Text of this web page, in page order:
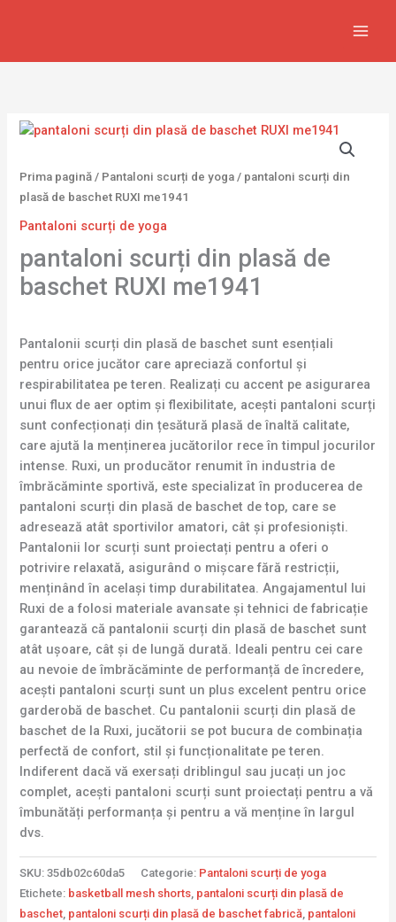
Prima pagină / Pantaloni scurți de yoga / pantaloni scurți din
plasă de baschet RUXI me1941
Pantaloni scurți de yoga
pantaloni scurți din plasă de
baschet RUXI me1941
Pantalonii scurți din plasă de baschet sunt esențiali
pentru orice jucător care apreciază confortul și
respirabilitatea pe teren. Realizați cu accent pe asigurarea
unui flux de aer optim și flexibilitate, acești pantaloni scurți
sunt confecționați din țesătură plasă de înaltă calitate,
care ajută la menținerea jucătorilor rece în timpul jocurilor
intense. Ruxi, un producător renumit în industria de
îmbrăcăminte sportivă, este specializat în producerea de
pantaloni scurți din plasă de baschet de top, care se
adresează atât sportivilor amatori, cât și profesioniști.
Pantalonii lor scurți sunt proiectați pentru a oferi o
potrivire relaxată, asigurând o mișcare fără restricții,
menținând în același timp durabilitatea. Angajamentul lui
Ruxi de a folosi materiale avansate și tehnici de fabricație
garantează că pantalonii scurți din plasă de baschet sunt
atât ușoare, cât și de lungă durată. Ideali pentru cei care
au nevoie de îmbrăcăminte de performanță de încredere,
acești pantaloni scurți sunt un plus excelent pentru orice
garderobă de baschet. Cu pantalonii scurți din plasă de
baschet de la Ruxi, jucătorii se pot bucura de combinația
perfectă de confort, stil și funcționalitate pe teren.
Indiferent dacă vă exersați driblingul sau jucați un joc
complet, acești pantaloni scurți sunt proiectați pentru a vă
îmbunătăți performanța și pentru a vă menține în largul
dvs.
SKU:35db02c60da5 Categorie: Pantaloni scurți de yoga
Etichete: basketball mesh shorts, pantaloni scurți din plasă de
baschet, pantaloni scurți din plasă de baschet fabrică, pantaloni